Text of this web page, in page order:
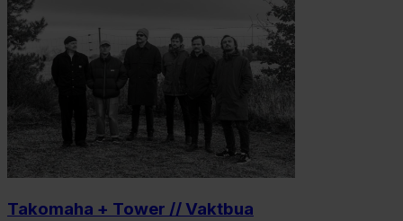
Takomaha + Tower // Vaktbua